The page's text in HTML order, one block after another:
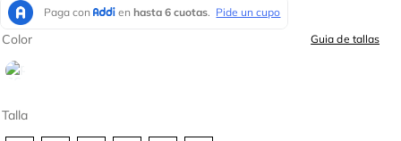
Talla
Color Guia de tallas